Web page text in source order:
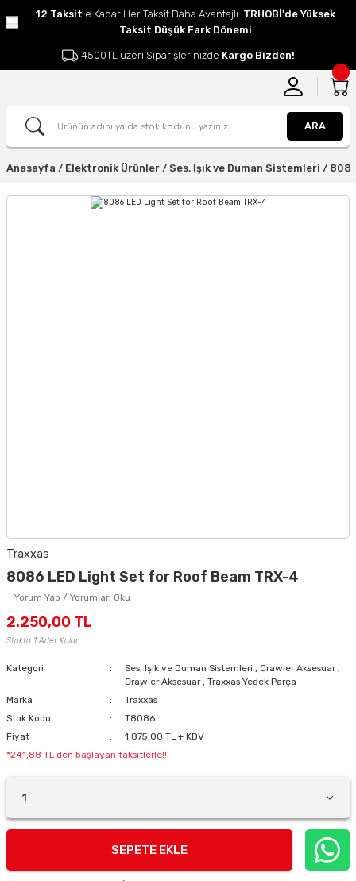
12 Taksit e Kadar Her Taksit Daha Avantajlı. TRHOBİ'de Yüksek
Taksit Düşük Fark Dönemi
4500TL üzeri Siparişlerinizde Kargo Bizden!
ARA
Anasayfa Elektronik Ürünler Ses, Işık ve Duman Sistemleri
Traxxas
8086 LED Light Set for Roof Beam TRX-4
Yorum Yap / Yorumları Oku
2.250,00 TL
Stokta 1 Adet Kaldı
Kategori Ses, Işık ve Duman Sistemleri , Crawler Aksesuar ,
Crawler Aksesuar , Traxxas Yedek Parça
Marka
Traxxas
Stok Kodu
T8086
Fiyat
1.875,00 TL + KDV
*241,88 TL den başlayan taksitlerle!!
SEPETE EKLE